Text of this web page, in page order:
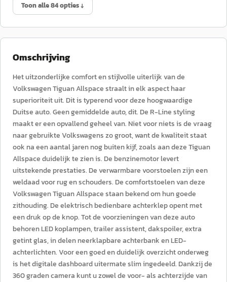
Toon alle 84 opties ↓
Omschrijving
Het uitzonderlijke comfort en stijlvolle uiterlijk van de
Volkswagen Tiguan Allspace straalt in elk aspect haar
superioriteit uit. Dit is typerend voor deze hoogwaardige
Duitse auto. Geen gemiddelde auto, dit. De R-Line styling
maakt er een opvallend geheel van. Niet voor niets is de vraag
naar gebruikte Volkswagens zo groot, want de kwaliteit staat
ook na een aantal jaren nog buiten kijf, zoals aan deze Tiguan
Allspace duidelijk te zien is. De benzinemotor levert
uitstekende prestaties. De verwarmbare voorstoelen zijn een
weldaad voor rug en schouders. De comfortstoelen van deze
Volkswagen Tiguan Allspace staan bekend om hun goede
zithouding. De elektrisch bedienbare achterklep opent met
een druk op de knop. Tot de voorzieningen van deze auto
behoren LED koplampen, trailer assistent, dakspoiler, extra
getint glas, in delen neerklapbare achterbank en LED-
achterlichten. Voor een goed en duidelijk overzicht onderweg
is het digitale dashboard uitermate slim ingedeeld. Dankzij de
360 graden camera kunt u zowel de voor- als achterzijde van